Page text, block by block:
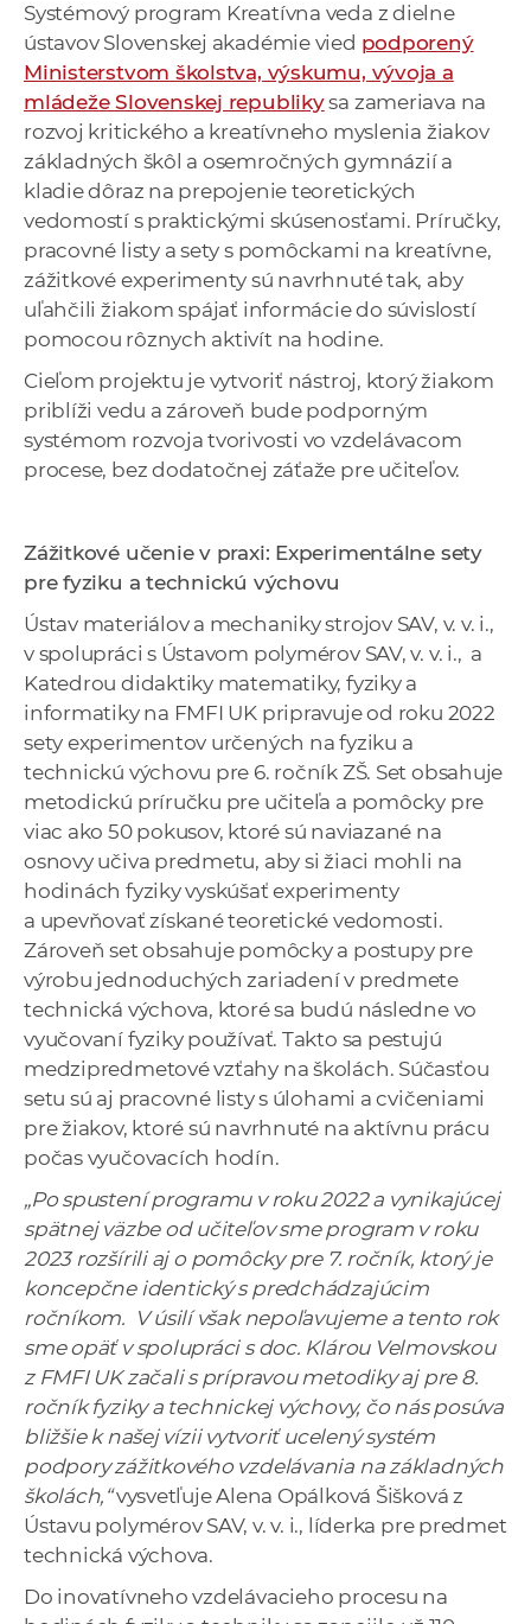
Systémový program Kreatívna veda z dielne
ústavov Slovenskej akadémie vied podporený
Ministerstvom školstva, výskumu, vývoja a
mládeže Slovenskej republikysa zameriava na
rozvoj kritického a kreatívneho myslenia žiakov
základných škôl a osemročných gymnázií a
kladie dôraz na prepojenie teoretických
vedomostí s praktickými skúsenosťami. Príručky,
pracovné listy a sety s pomôckami na kreatívne,
zážitkové experimenty sú navrhnuté tak, aby
uľahčili žiakom spájať informácie do súvislostí
pomocou rôznych aktivít na hodine.
Cieľom projektu je vytvoriť nástroj, ktorý žiakom
priblíži vedu a zároveň bude podporným
systémom rozvoja tvorivosti vo vzdelávacom
procese, bez dodatočnej záťaže pre učiteľov.
Zážitkové učenie v praxi: Experimentálne sety
pre fyziku a technickú výchovu
Ústav materiálov a mechaniky strojov SAV, v. v. i.,
v spolupráci s Ústavom polymérov SAV, v. v. i., a
Katedrou didaktiky matematiky, fyziky a
informatiky na FMFI UK pripravuje od roku 2022
sety experimentov určených na fyziku a
technickú výchovu pre 6. ročník ZŠ. Set obsahuje
metodickú príručku pre učiteľa a pomôcky pre
viac ako 50 pokusov, ktoré sú naviazané na
osnovy učiva predmetu, aby si žiaci mohli na
hodinách fyziky vyskúšať experimenty
a upevňovať získané teoretické vedomosti.
Zároveň set obsahuje pomôcky a postupy pre
výrobu jednoduchých zariadení v predmete
technická výchova, ktoré sa budú následne vo
vyučovaní fyziky používať. Takto sa pestujú
medzipredmetové vzťahy na školách. Súčasťou
setu sú aj pracovné listy s úlohami a cvičeniami
pre žiakov, ktoré sú navrhnuté na aktívnu prácu
počas vyučovacích hodín.
„Po spustení programu v roku 2022 a vynikajúcej
spätnej väzbe od učiteľov sme program v roku
2023 rozšírili aj o pomôcky pre 7. ročník, ktorý je
koncepčne identický s predchádzajúcim
ročníkom. V úsilí však nepoľavujeme a tento rok
sme opäť v spolupráci s doc. Klárou Velmovskou
z FMFI UK začali s prípravou metodiky aj pre 8.
ročník fyziky a technickej výchovy, čo nás posúva
bližšie k našej vízii vytvoriť ucelený systém
podpory zážitkového vzdelávania na základných
školách,“vysvetľuje Alena Opálková Šišková z
Ústavu polymérov SAV, v. v. i., líderka pre predmet
technická výchova.
Do inovatívneho vzdelávacieho procesu na